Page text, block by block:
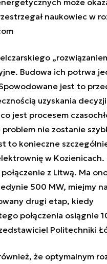
naukowiec w
Budowa ich potrwa
jest to
uzyskania decyzji
jest procesem
problem nie zostanie
to konieczne
w Kozienicach.
z Litwą. Ma
500 MW, miejmy
drugi etap, kiedy
połączenia osiągnie
Politechniki
że optymalnym